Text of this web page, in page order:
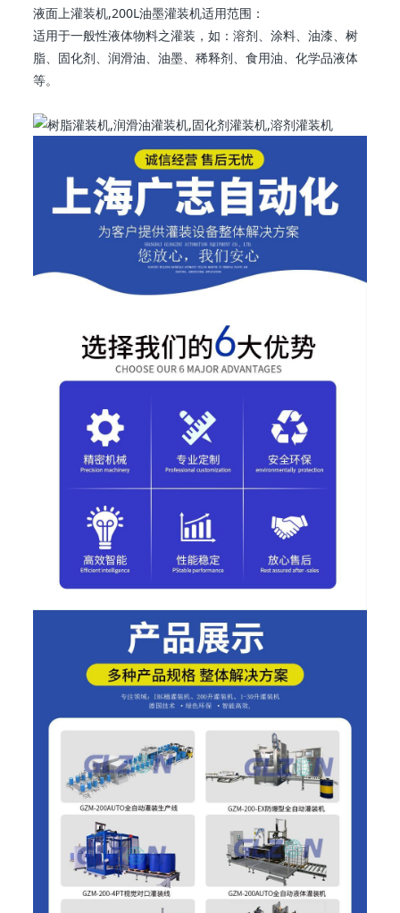
液面上灌装机,200L油墨灌装机适用范围：
适用于一般性液体物料之灌装，如：溶剂、涂料、油漆、树
脂、固化剂、润滑油、油墨、稀释剂、食用油、化学品液体
等。